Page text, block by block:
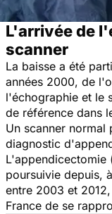
L'arrivée de
scanner
La baisse a été
années 2000, de
l'échographie et le
de référence dans
Un scanner
diagnostic
poursuivie depuis,
entre 2003 et
France de se